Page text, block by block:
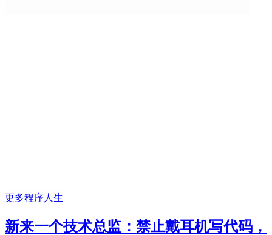
更多程序人生
新来一个技术总监：禁止戴耳机写代码，